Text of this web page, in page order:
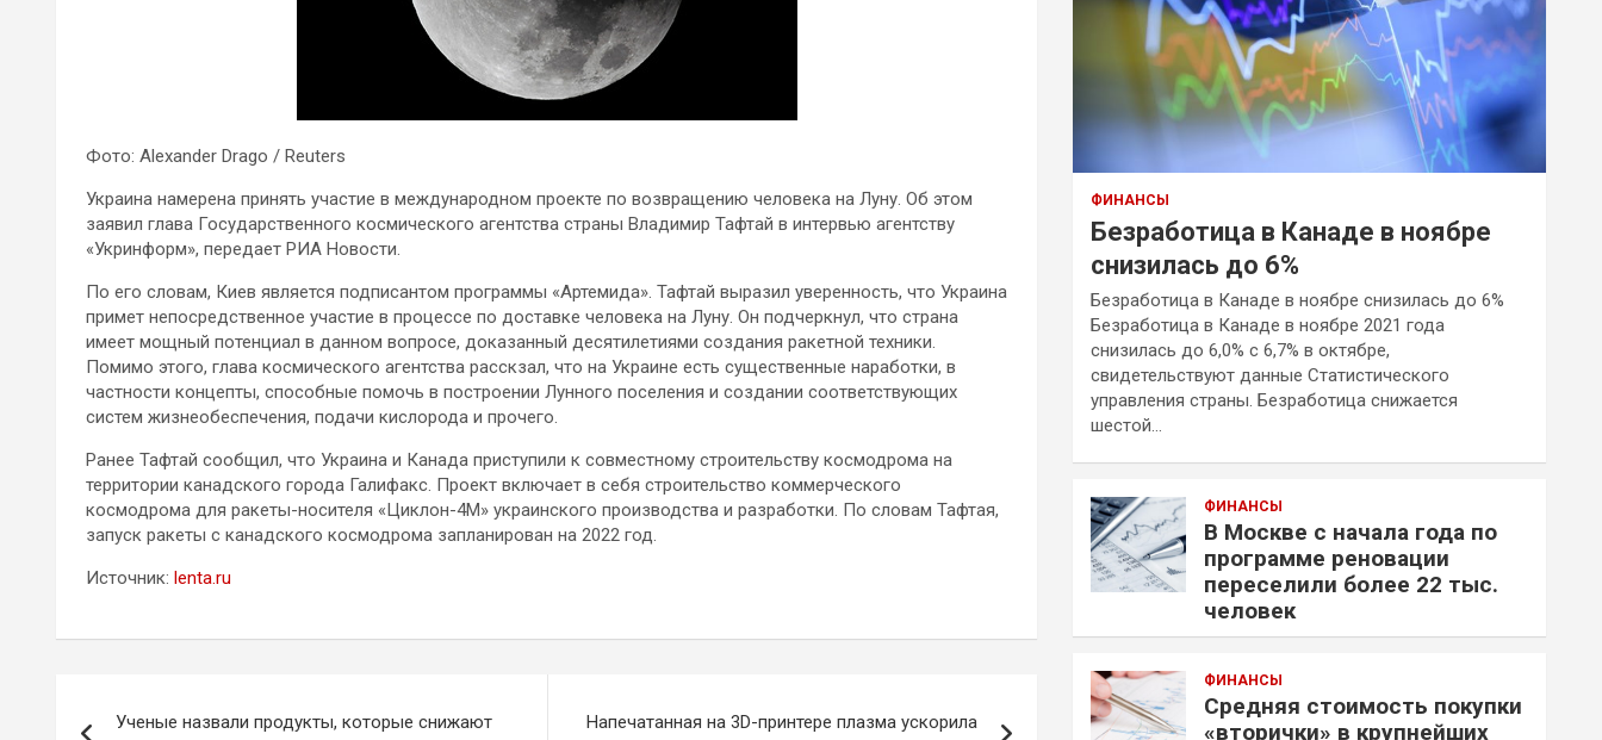
Фото: Alexander Drago / Reuters
Украина намерена принять участие в международном проекте по возвращению человека на Луну. Об этом
заявил глава Государственного космического агентства страны Владимир Тафтай в интервью агентству
«Укринформ», передает РИА Новости.
По его словам, Киев является подписантом программы «Артемида». Тафтай выразил уверенность, что Украина
примет непосредственное участие в процессе по доставке человека на Луну. Он подчеркнул, что страна
имеет мощный потенциал в данном вопросе, доказанный десятилетиями создания ракетной техники.
Помимо этого, глава космического агентства расскзал, что на Украине есть существенные наработки, в
частности концепты, способные помочь в построении Лунного поселения и создании соответствующих
систем жизнеобеспечения, подачи кислорода и прочего.
Ранее Тафтай сообщил, что Украина и Канада приступили к совместному строительству космодрома на
территории канадского города Галифакс. Проект включает в себя строительство коммерческого
космодрома для ракеты-носителя «Циклон-4М» украинского производства и разработки. По словам Тафтая,
запуск ракеты с канадского космодрома запланирован на 2022 год.
Источник: lenta.ru
Ученые назвали продукты, которые снижают
Напечатанная на 3D-принтере плазма ускорила
ФИНАНСЫ
Безработица в Канаде в ноябре
снизилась до 6%
Безработица в Канаде в ноябре снизилась до 6%
Безработица в Канаде в ноябре 2021 года
снизилась до 6,0% с 6,7% в октябре,
свидетельствуют данные Статистического
управления страны. Безработица снижается
шестой…
ФИНАНСЫ
В Москве с начала года по
программе реновации
переселили более 22 тыс.
человек
ФИНАНСЫ
Средняя стоимость покупки
«вторички» в крупнейших